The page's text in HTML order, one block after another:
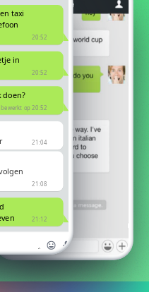
20:52
taxi
20:52
in
bewerkt op 20:52
doen?
21:04
21:08
21:12